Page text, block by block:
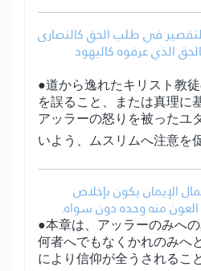
في طلب الحق كالنصارى
الذي عرفوه كاليهود
●道から逸れたキリスト教
を誤ること、または真理に
アッラーの怒りを被ったユ
いよう、ムスリムへ注意を
الإيمان يكون بإخلاص
العون منه وحده دون سواه.
●本章は、アッラーのみへ
何者へでもなくかれのみへ
により信仰が全うされるこ